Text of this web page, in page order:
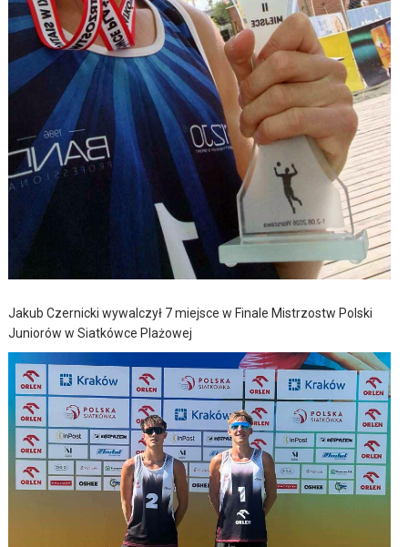
Jakub Czernicki wywalczył 7 miejsce w Finale Mistrzostw Polski
Juniorów w Siatkówce Plażowej